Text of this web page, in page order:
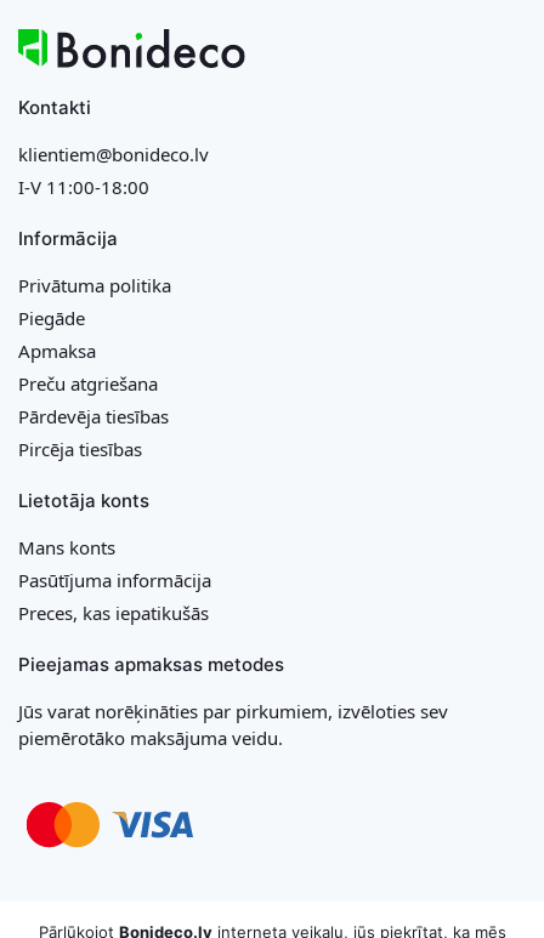
Kontakti
klientiem@bonideco.lv
I-V 11:00-18:00
Informācija
Privātuma politika
Piegāde
Apmaksa
Preču atgriešana
Pārdevēja tiesības
Pircēja tiesības
Lietotāja konts
Mans konts
Pasūtījuma informācija
Preces, kas iepatikušās
Pieejamas apmaksas metodes
Jūs varat norēķināties par pirkumiem, izvēloties sev
piemērotāko maksājuma veidu.
Pārlūkojot Bonideco.lvinterneta veikalu, jūs piekrītat, ka mēs